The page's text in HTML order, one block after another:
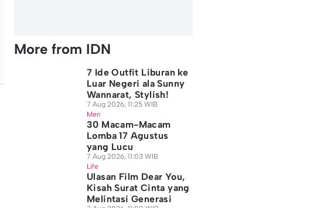
More from IDN
7 Ide Outfit Liburan ke
Luar Negeri ala Sunny
Wannarat, Stylish!
7 Aug 2026, 11:25 WIB
Men
30 Macam-Macam
Lomba 17 Agustus
yang Lucu
7 Aug 2026, 11:03 WIB
Life
Ulasan Film Dear You,
Kisah Surat Cinta yang
Melintasi Generasi